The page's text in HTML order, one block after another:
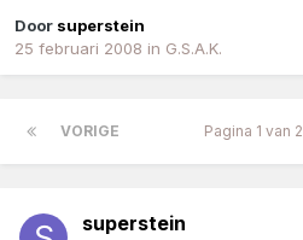
Door superstein
25 februari 2008 in G.S.A.K.
VORIGE Pagina 1 van 2
superstein